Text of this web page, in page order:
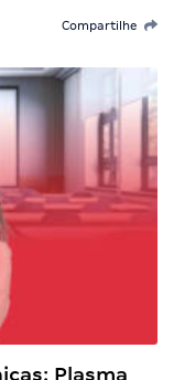
Compartilhe
Plasma